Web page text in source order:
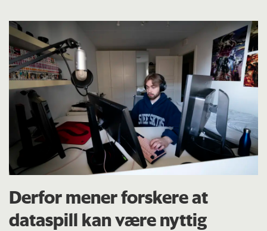
Derfor mener forskere at
dataspill kan være nyttig